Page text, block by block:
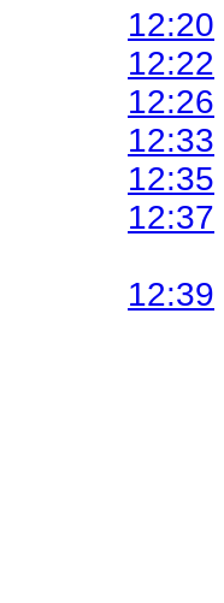
12:20
12:22
12:26
12:33
12:35
12:37
12:39